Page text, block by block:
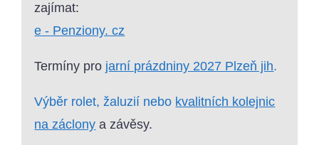
zajímat:
e - Penziony. cz
Termíny pro jarní prázdniny 2027 Plzeň jih.
Výběr rolet, žaluzií nebo kvalitních kolejnic
na záclony a závěsy.